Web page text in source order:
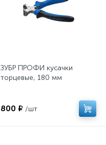
ЗУБР ПРОФИ кусачки
торцевые, 180 мм
800 ₽ /шт